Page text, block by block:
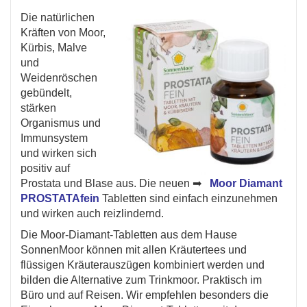
Die natürlichen
Kräften von Moor,
Kürbis, Malve
und
Weidenröschen
gebündelt,
stärken
Organismus und
Immunsystem
und wirken sich
positiv auf
Prostata und Blase aus. Die neuen ➡
Moor Diamant
PROSTATAfein Tabletten sind einfach einzunehmen
und wirken auch reizlindernd.
Die Moor-Diamant-Tabletten aus dem Hause
SonnenMoor können mit allen Kräutertees und
flüssigen Kräuterauszügen kombiniert werden und
bilden die Alternative zum Trinkmoor. Praktisch im
Büro und auf Reisen. Wir empfehlen besonders die